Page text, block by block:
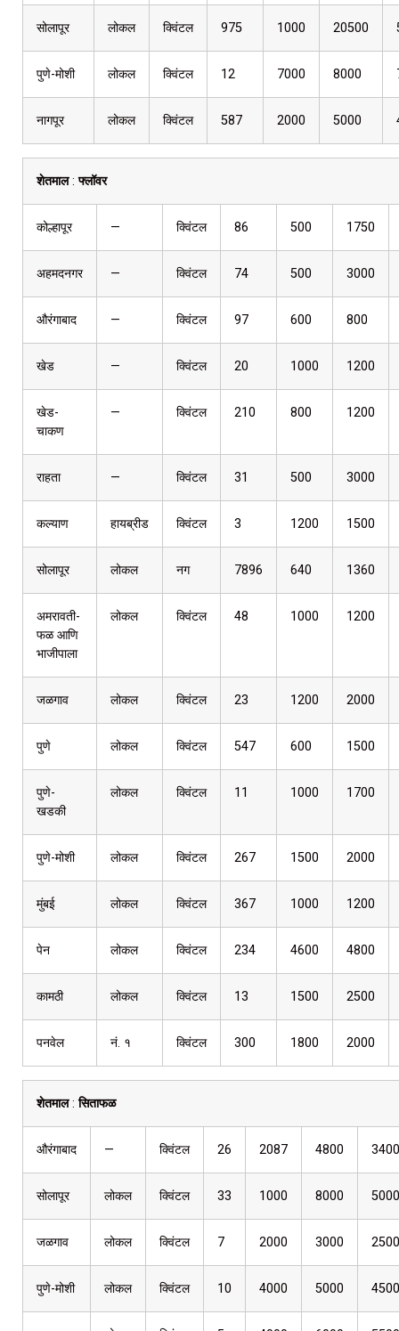
सोलापूर लोकल क्विंटल 975 1000 20500
पुणे-मोशी लोकल क्विंटल 12 7000 8000
नागपूर लोकल क्विंटल 587 2000 5000
शेतमाल:फ्लॉवर
कोल्हापूर — क्विंटल 86 500 1750
अहमदनगर — क्विंटल 74 500 3000
औरंगाबाद — क्विंटल 97 600 800
खेड — क्विंटल 20 1000 1200
खेड-
चाकण
— क्विंटल 210 800 1200
राहता — क्विंटल 31 500 3000
कल्याण हायब्रीड क्विंटल 3 1200 1500
सोलापूर लोकल नग 7896 640 1360
अमरावती-
फळ आणि
भाजीपाला
लोकल क्विंटल 48 1000 1200
जळगाव लोकल क्विंटल 23 1200 2000
पुणे लोकल क्विंटल 547 600 1500
पुणे-
खडकी
लोकल क्विंटल 11 1000 1700
पुणे-मोशी लोकल क्विंटल 267 1500 2000
मुंबई लोकल क्विंटल 367 1000 1200
पेन लोकल क्विंटल 234 4600 4800
कामठी लोकल क्विंटल 13 1500 2500
पनवेल नं. १ क्विंटल 300 1800 2000
शेतमाल:सिताफळ
औरंगाबाद — क्विंटल 26 2087 4800 3400
सोलापूर लोकल क्विंटल 33 1000 8000 5000
जळगाव लोकल क्विंटल 7 2000 3000 2500
पुणे-मोशी लोकल क्विंटल 10 4000 5000 4500